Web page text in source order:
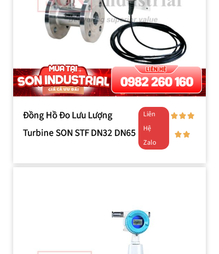
Đồng Hồ Đo Lưu Lượng
Turbine SON STF DN32 DN65
Liên
Hệ
Zalo